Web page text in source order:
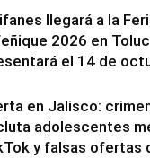
llegará a la
2026 en
el 14 de
en Jalisco:
adolescentes
y falsas ofertas